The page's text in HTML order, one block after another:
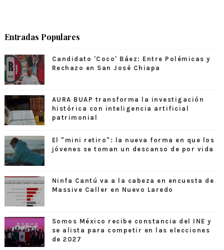
Entradas Populares
Candidato 'Coco' Báez: Entre Polémicas y
Rechazo en San José Chiapa
AURA BUAP transforma la investigación
histórica con inteligencia artificial
patrimonial
El "mini retiro": la nueva forma en que los
jóvenes se toman un descanso de por vida
Ninfa Cantú va a la cabeza en encuesta de
Massive Caller en Nuevo Laredo
Somos México recibe constancia del INE y
se alista para competir en las elecciones
de 2027